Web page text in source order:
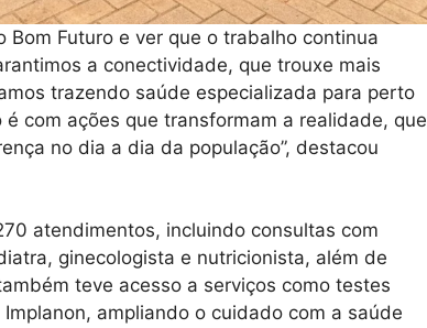
Bom Futuro e ver que o trabalho continua
a conectividade, que trouxe mais
trazendo saúde especializada para perto
com ações que transformam a realidade, que
no dia a dia da população”, destacou
atendimentos, incluindo consultas com
ginecologista e nutricionista, além de
teve acesso a serviços como testes
ampliando o cuidado com a saúde